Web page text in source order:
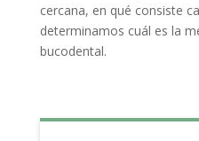
cercana, en qué consiste
determinamos cuál es la
bucodental.